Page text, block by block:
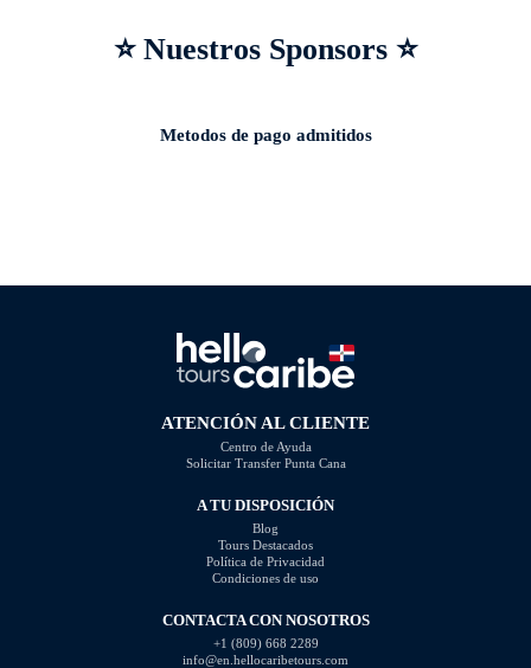
⭐ Nuestros Sponsors ⭐
Metodos de pago admitidos
ATENCIÓN AL CLIENTE
Centro de Ayuda
Solicitar Transfer Punta Cana
A TU DISPOSICIÓN
Blog
Tours Destacados
Política de Privacidad
Condiciones de uso
CONTACTA CON NOSOTROS
+1 (809) 668 2289
info@en.hellocaribetours.com